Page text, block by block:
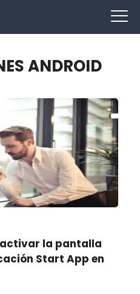
ANDROID
la pantalla
Start App en